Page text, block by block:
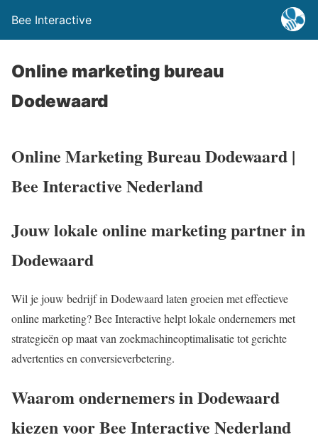
Bee Interactive
Online marketing bureau
Dodewaard
Online Marketing Bureau Dodewaard |
Bee Interactive Nederland
Jouw lokale online marketing partner in
Dodewaard
Wil je jouw bedrijf in Dodewaard laten groeien met effectieve
online marketing? Bee Interactive helpt lokale ondernemers met
strategieën op maat van zoekmachineoptimalisatie tot gerichte
advertenties en conversieverbetering.
Waarom ondernemers in Dodewaard
kiezen voor Bee Interactive Nederland